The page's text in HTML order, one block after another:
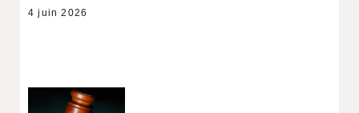
4 juin 2026